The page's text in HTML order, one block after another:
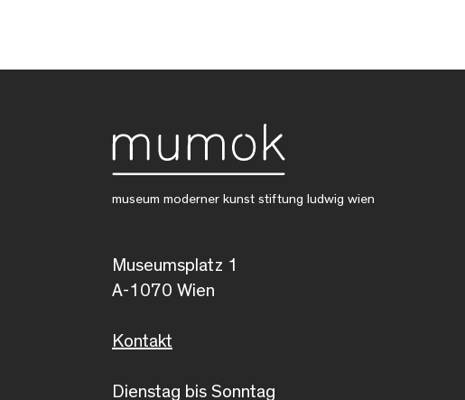
museum moderner kunst stiftung ludwig wien
Museumsplatz 1
A-1070 Wien
Kontakt
Dienstag bis Sonntag